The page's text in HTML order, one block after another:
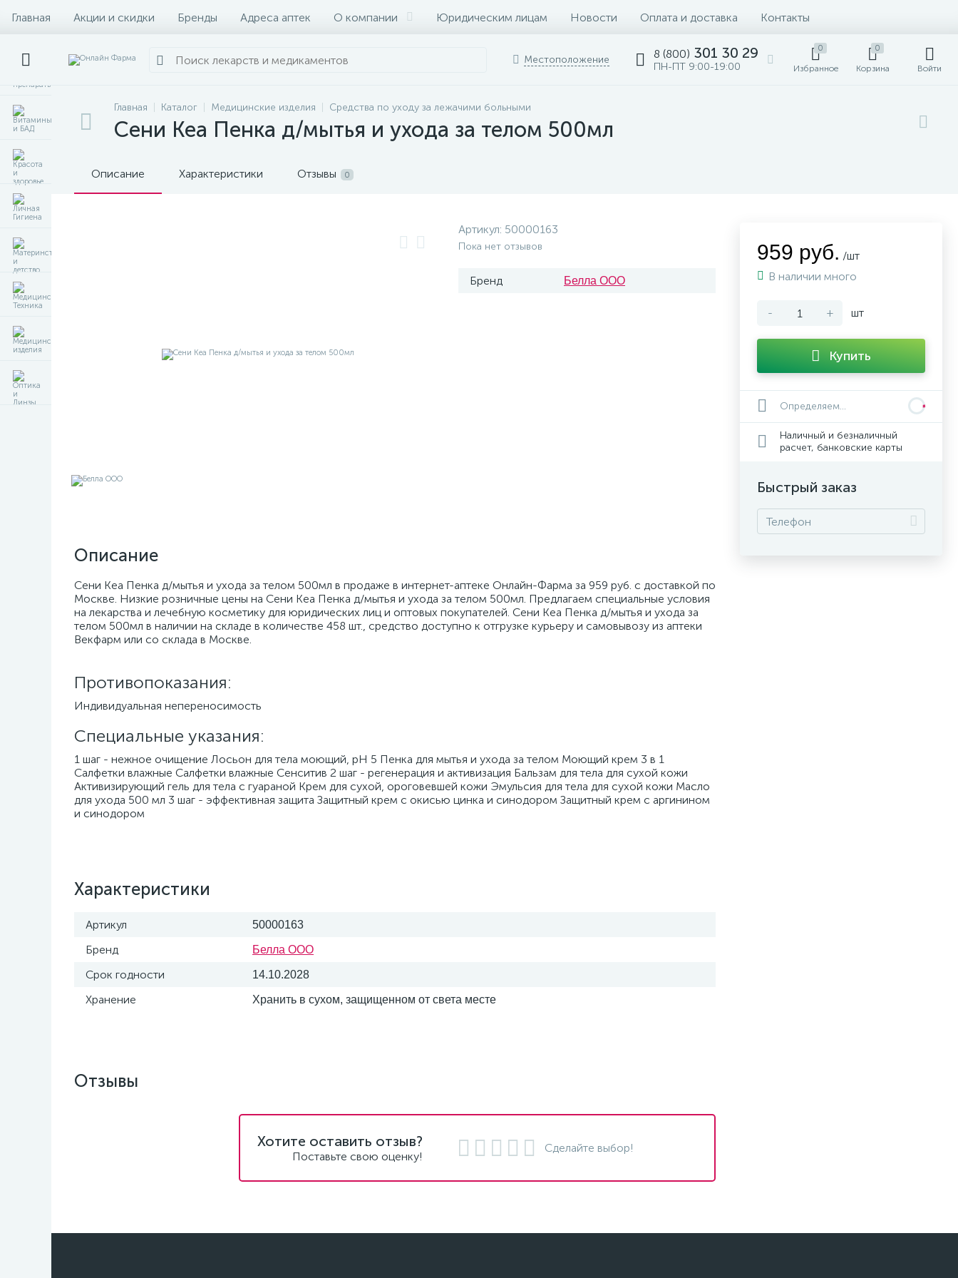
Главная Акции и скидки Бренды Адреса аптек О компании Юридическим лицам Новости Оплата и доставка Контакты
Местоположение 8 (800) 301 30 29
ПН-ПТ 9:00-19:00
0
Избранное
0
Корзина Войти
Главная Каталог Медицинские изделия Средства по уходу за лежачими больными
Сени Кеа Пенка д/мытья и ухода за телом 500мл
Описание Характеристики Отзывы 0
Артикул: 50000163
Пока нет отзывов
Бренд Белла ООО
Описание
Сени Кеа Пенка д/мытья и ухода за телом 500мл в продаже в интернет-аптеке Онлайн-Фарма за 959 руб. с доставкой по
Москве. Низкие розничные цены на Сени Кеа Пенка д/мытья и ухода за телом 500мл. Предлагаем специальные условия
на лекарства и лечебную косметику для юридических лиц и оптовых покупателей. Сени Кеа Пенка д/мытья и ухода за
телом 500мл в наличии на складе в количестве 458 шт., средство доступно к отгрузке курьеру и самовывозу из аптеки
Векфарм или со склада в Москве.
Противопоказания:
Индивидуальная непереносимость
Специальные указания:
1 шаг - нежное очищение Лосьон для тела моющий, pH 5 Пенка для мытья и ухода за телом Моющий крем 3 в 1
Салфетки влажные Салфетки влажные Сенситив 2 шаг - регенерация и активизация Бальзам для тела для сухой кожи
Активизирующий гель для тела с гуараной Крем для сухой, ороговевшей кожи Эмульсия для тела для сухой кожи Масло
для ухода 500 мл 3 шаг - эффективная защита Защитный крем с окисью цинка и синодором Защитный крем с аргинином
и синодором
Характеристики
Артикул 50000163
Бренд Белла ООО
Срок годности 14.10.2028
Хранение Хранить в сухом, защищенном от света месте
959 руб. /шт
В наличии много
- + шт
Купить
Определяем...
Наличный и безналичный
расчет, банковские карты
Быстрый заказ
Отзывы
Хотите оставить отзыв?
Поставьте свою оценку!
Сделайте выбор!